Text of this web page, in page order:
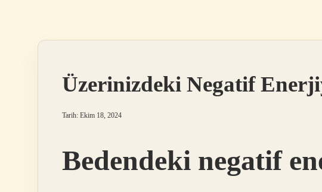
Üzerinizdeki Negatif
Tarih: Ekim 18, 2024
Bedendeki negatif